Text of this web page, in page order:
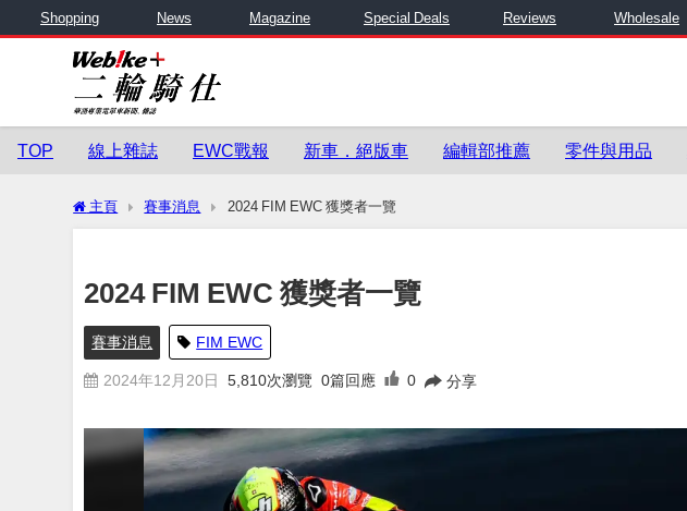
Shopping News Magazine Special Deals Reviews Wholesale
TOP 線上雜誌 EWC戰報 新車．絕版車 編輯部推薦 零件與用品
主頁 賽事消息 2024 FIM EWC 獲獎者一覽
2024 FIM EWC 獲獎者一覽
賽事消息 FIM EWC
2024年12月20日 5,810次瀏覽 0篇回應 0 分享